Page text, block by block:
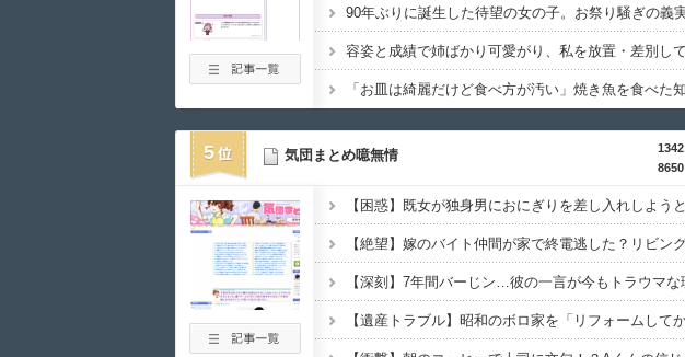
5
1342
8650
気団まとめ噫無情